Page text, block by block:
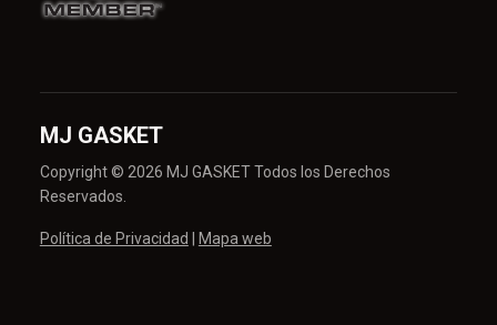
MJ GASKET
Copyright © 2026 MJ GASKET Todos los Derechos
Reservados.
Política de Privacidad Mapa web